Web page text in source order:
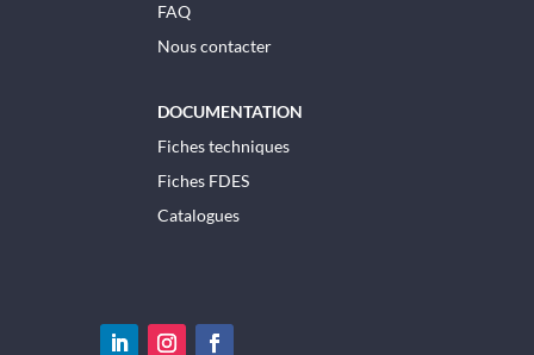
FAQ
Nous contacter
DOCUMENTATION
Fiches techniques
Fiches FDES
Catalogues